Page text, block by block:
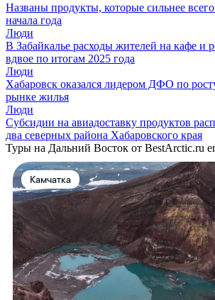
Названы продукты, которые сильнее
начала года
Люди
В Забайкалье расходы жителей на кафе и
вдвое по итогам 2025 года
Люди
Хабаровск оказался лидером ДФО по
рынке жилья
Люди
Субсидии на авиадоставку продуктов
два северных района Хабаровского края
Туры на Дальний Восток от BestArctic.ru